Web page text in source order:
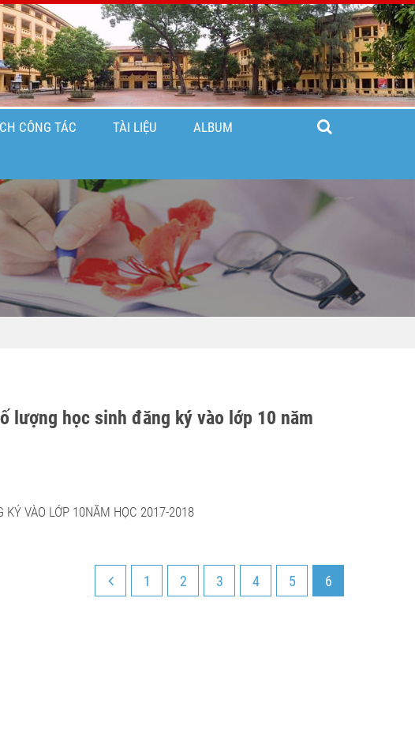
CÔNG TÁC TÀI LIỆU ALBUM
lượng học sinh đăng ký vào lớp 10 năm
KÝ VÀO LỚP 10NĂM HỌC 2017-2018
1 2 3 4 5 6